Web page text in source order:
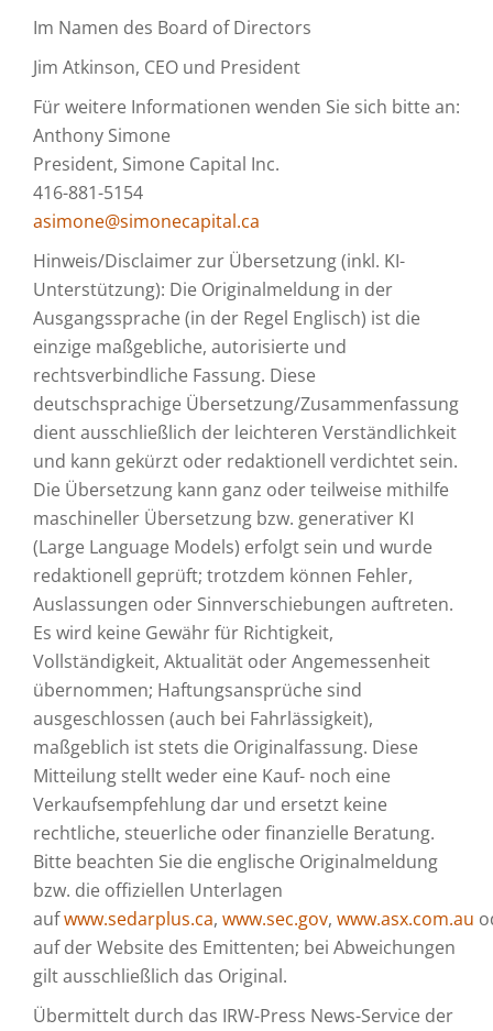
Im Namen des Board of Directors
Jim Atkinson, CEO und President
Für weitere Informationen wenden Sie sich bitte an:
Anthony Simone
President, Simone Capital Inc.
416-881-5154
asimone@simonecapital.ca
Hinweis/Disclaimer zur Übersetzung (inkl. KI-
Unterstützung): Die Originalmeldung in der
Ausgangssprache (in der Regel Englisch) ist die
einzige maßgebliche, autorisierte und
rechtsverbindliche Fassung. Diese
deutschsprachige Übersetzung/Zusammenfassung
dient ausschließlich der leichteren Verständlichkeit
und kann gekürzt oder redaktionell verdichtet sein.
Die Übersetzung kann ganz oder teilweise mithilfe
maschineller Übersetzung bzw. generativer KI
(Large Language Models) erfolgt sein und wurde
redaktionell geprüft; trotzdem können Fehler,
Auslassungen oder Sinnverschiebungen auftreten.
Es wird keine Gewähr für Richtigkeit,
Vollständigkeit, Aktualität oder Angemessenheit
übernommen; Haftungsansprüche sind
ausgeschlossen (auch bei Fahrlässigkeit),
maßgeblich ist stets die Originalfassung. Diese
Mitteilung stellt weder eine Kauf- noch eine
Verkaufsempfehlung dar und ersetzt keine
rechtliche, steuerliche oder finanzielle Beratung.
Bitte beachten Sie die englische Originalmeldung
bzw. die offiziellen Unterlagen
aufwww.sedarplus.ca, www.sec.gov, www.asx.com.au
auf der Website des Emittenten; bei Abweichungen
gilt ausschließlich das Original.
Übermittelt durch das IRW-Press News-Service der